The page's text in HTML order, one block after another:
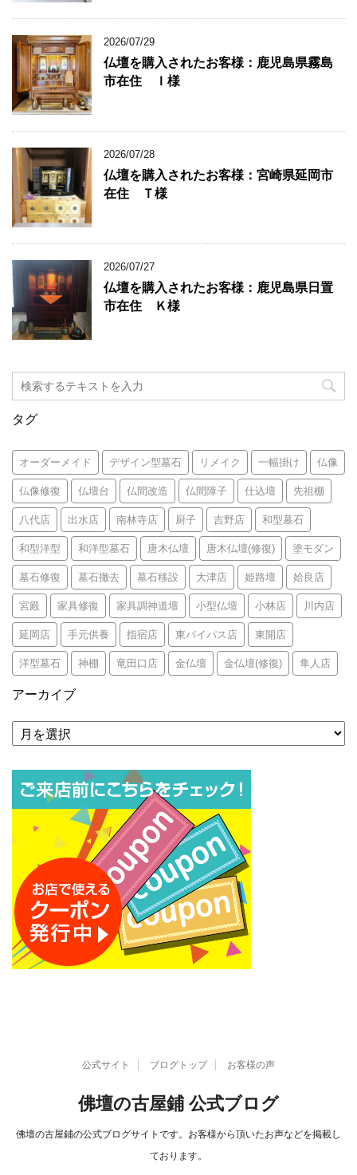
2026/07/29
仏壇を購入されたお客様：鹿児島県霧島
市在住 Ｉ様
2026/07/28
仏壇を購入されたお客様：宮崎県延岡市
在住 Ｔ様
2026/07/27
仏壇を購入されたお客様：鹿児島県日置
市在住 Ｋ様
タグ
オーダーメイド デザイン型墓石 リメイク 一幅掛け 仏像
仏像修復 仏壇台 仏間改造 仏間障子 仕込壇 先祖棚
八代店 出水店 南林寺店 厨子 吉野店 和型墓石
和型洋型 和洋型墓石 唐木仏壇 唐木仏壇(修復) 塗モダン
墓石修復 墓石撤去 墓石移設 大津店 姫路壇 姶良店
宮殿 家具修復 家具調神道壇 小型仏壇 小林店 川内店
延岡店 手元供養 指宿店 東バイパス店 東開店
洋型墓石 神棚 竜田口店 金仏壇 金仏壇(修復) 隼人店
アーカイブ
ア
ー
ブ
公式サイト ブログトップ お客様の声
佛壇の古屋鋪 公式ブログ
佛壇の古屋鋪の公式ブログサイトです。お客様から頂いたお声などを掲載し
ております。